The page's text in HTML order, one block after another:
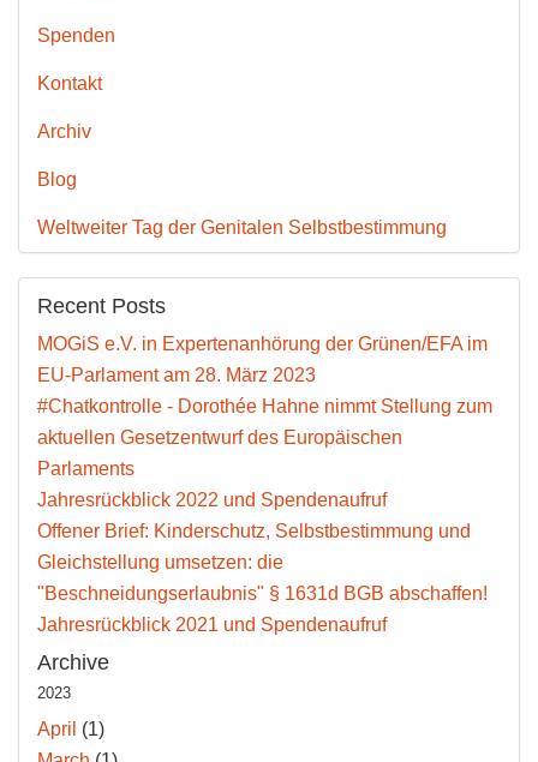
Spenden
Kontakt
Archiv
Blog
Weltweiter Tag der Genitalen Selbstbestimmung
Recent Posts
MOGiS e.V. in Expertenanhörung der Grünen/EFA im
EU-Parlament am 28. März 2023
#Chatkontrolle - Dorothée Hahne nimmt Stellung zum
aktuellen Gesetzentwurf des Europäischen
Parlaments
Jahresrückblick 2022 und Spendenaufruf
Offener Brief: Kinderschutz, Selbstbestimmung und
Gleichstellung umsetzen: die
"Beschneidungserlaubnis" § 1631d BGB abschaffen!
Jahresrückblick 2021 und Spendenaufruf
Archive
2023
April (1)